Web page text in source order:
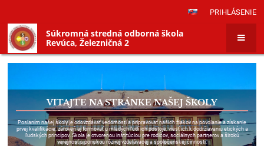
PRIHLÁSENIE
Súkromná stredná odborná škola
Revúca, Železničná 2
VITAJTE NA STRÁNKE NAŠEJ ŠKOLY
Poslaním našej školy je odovzdávať vedomosti a pripravovať našich žiakov na povolanie a získanie
prvej kvalifikácie, zároveň aj formovať u mladých ľudí ich postoje, viesť ich k dodržiavaniu etických a
ľudských princípov. Škola je otvorenou inštitúciou pre rodičov, sociálnych partnerov a širokú
verejnosť s ponukou rôznej vzdelávacej a spoločenskej činnosti.